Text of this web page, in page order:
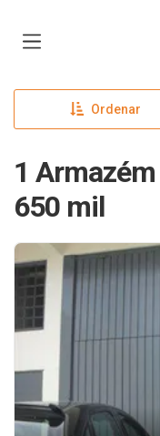
Ordenar
1
650 mil